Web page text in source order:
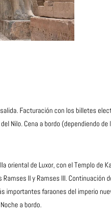
Facturación con los billetes
Nilo. Cena a bordo (dependiendo
oriental de Luxor, con el Templo de
II y Ramses III.
faraones del imperio
a bordo.